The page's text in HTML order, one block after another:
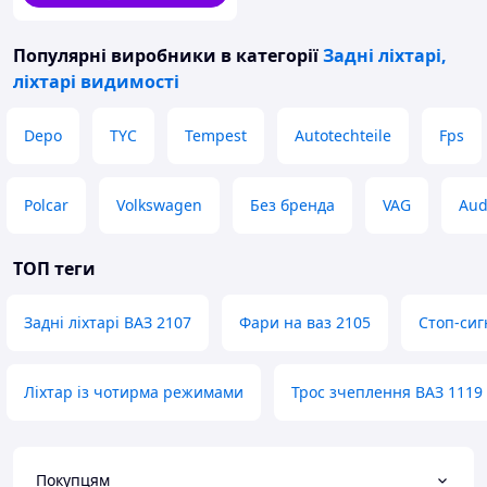
Популярні виробники в категоріїЗадні ліхтарі,
ліхтарі видимості
Depo TYC Tempest Autotechteile Fps
Polcar Volkswagen Без бренда VAG
ТОП теги
Задні ліхтарі ВАЗ 2107 Фари на ваз 2105 Стоп-
Ліхтар із чотирма режимами Трос зчеплення ВАЗ 1119
Покупцям